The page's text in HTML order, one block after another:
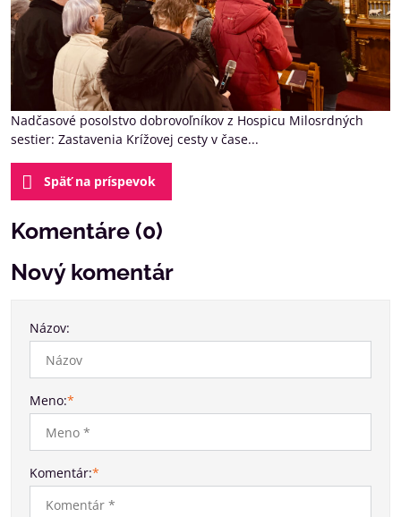
Nadčasové posolstvo dobrovoľníkov z Hospicu Milosrdných
sestier: Zastavenia Krížovej cesty v čase...
Späť na príspevok
Komentáre (0)
Nový komentár
Názov:
Meno:*
Komentár:*